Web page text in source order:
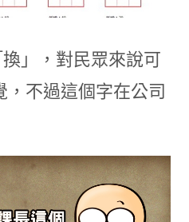
」，對民眾來說可
不過這個字在公司